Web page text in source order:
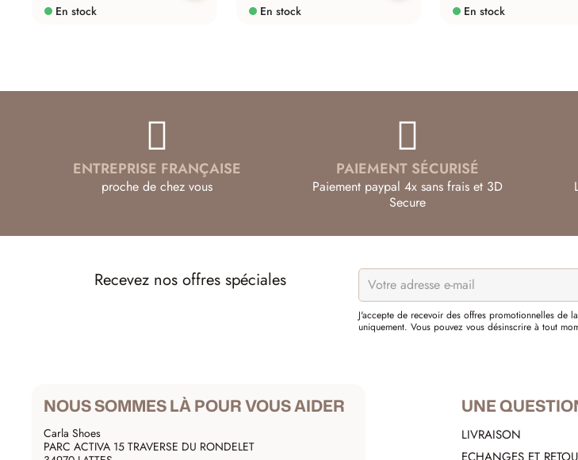
En stock En stock En stock
ENTREPRISE FRANÇAISE
proche de chez vous
PAIEMENT SÉCURISÉ
Paiement paypal 4x sans frais et 3D
Secure
Recevez nos offres spéciales
J'accepte de recevoir des offres promotionnelles de
uniquement. Vous pouvez vous désinscrire à tout
NOUS SOMMES LÀ POUR VOUS AIDER
Carla Shoes
PARC ACTIVA 15 TRAVERSE DU RONDELET
UNE
LIVRAISON